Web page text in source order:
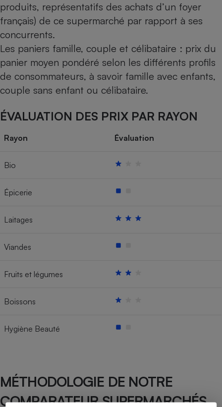
produits, représentatifs des achats d’un foyer
français) de ce supermarché par rapport à ses
concurrents.
Les paniers famille, couple et célibataire : prix du
panier moyen pondéré selon les différents profils
de consommateurs, à savoir famille avec enfants,
couple sans enfant ou célibataire.
ÉVALUATION DES PRIX PAR RAYON
Rayon Évaluation
Bio
Épicerie
Laitages
Viandes
Fruits et légumes
Boissons
Hygiène Beauté
MÉTHODOLOGIE DE NOTRE
COMPARATEUR SUPERMARCHÉS